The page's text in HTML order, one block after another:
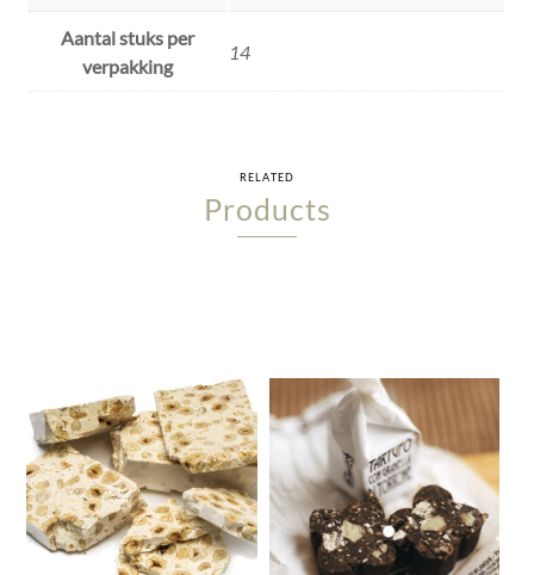
Aantal stuks per
verpakking
14
RELATED
Products